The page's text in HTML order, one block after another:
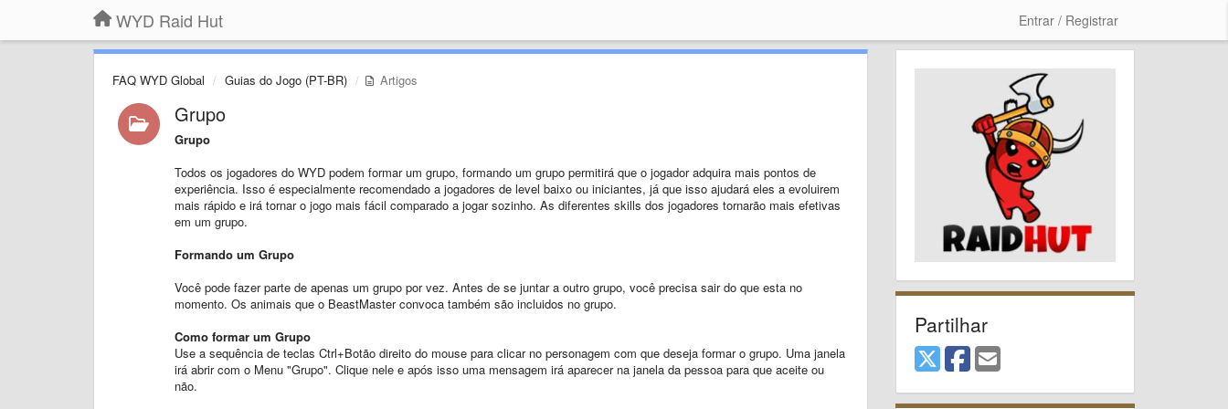
WYD Raid Hut Entrar / Registrar
FAQ WYD Global Guias do Jogo (PT-BR) Artigos
Grupo
Grupo
Todos os jogadores do WYD podem formar um grupo, formando um grupo permitirá que o jogador adquira mais pontos de
experiência. Isso é especialmente recomendado a jogadores de level baixo ou iniciantes, já que isso ajudará eles a evoluirem
mais rápido e irá tornar o jogo mais fácil comparado a jogar sozinho. As diferentes skills dos jogadores tornarão mais efetivas
em um grupo.
Formando um Grupo
Você pode fazer parte de apenas um grupo por vez. Antes de se juntar a outro grupo, você precisa sair do que esta no
momento. Os animais que o BeastMaster convoca também são incluidos no grupo.
Como formar um Grupo
Use a sequência de teclas Ctrl+Botão direito do mouse para clicar no personagem com que deseja formar o grupo. Uma janela
irá abrir com o Menu "Grupo". Clique nele e após isso uma mensagem irá aparecer na janela da pessoa para que aceite ou
não.
Partilhar